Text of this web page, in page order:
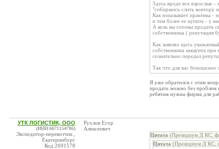
Здесь вроде все взрослые -
"собираюсь слить контору
Как показывает практика -
и тем более ее купить - у
А коль вы готовы продать
собственника ( репутация
Как заявлял здесь
собственника аккаунта
сознательно передал
Так что для вас
Я уже обратился с этим
продать можно без проблем
ребятам нужна фирма для
УТК ЛОГИСТИК, ООО
(ИНН:6671154786)
Экспедитор-перевозчик ,
Екатеринбург
Код:2691578
Рухлов Егор
Алексеевич
Цитата (Президиум Д КС,
Цитата (Президиум Д КС,